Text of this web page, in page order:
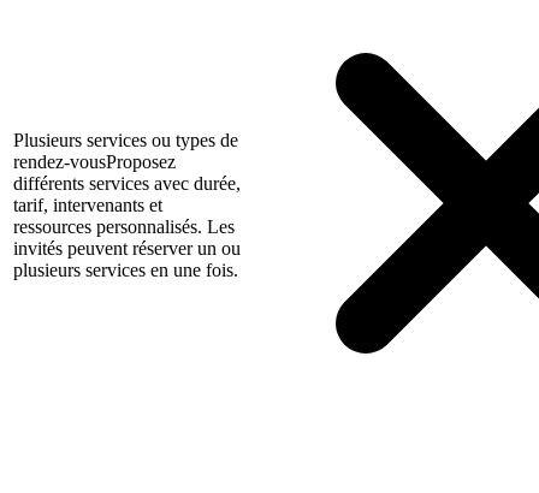
Plusieurs services ou types de
rendez-vousProposez
différents services avec durée,
tarif, intervenants et
ressources personnalisés. Les
invités peuvent réserver un ou
plusieurs services en une fois.